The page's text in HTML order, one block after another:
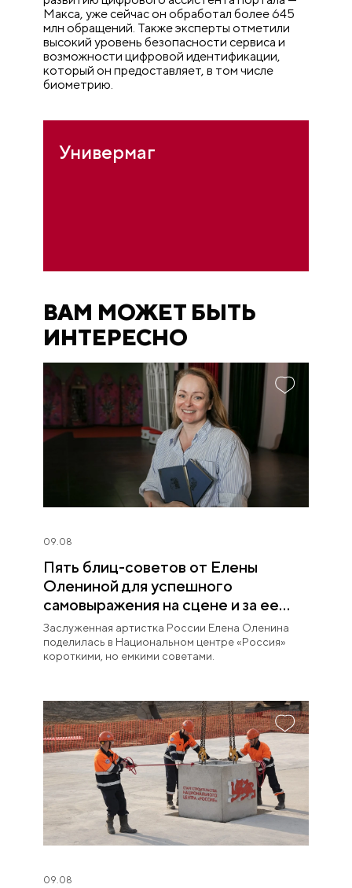
Макса, уже сейчас он обработал более 645
млн обращений. Также эксперты отметили
высокий уровень безопасности сервиса и
возможности цифровой идентификации,
который он предоставляет, в том числе
биометрию.
Универмаг
ВАМ МОЖЕТ БЫТЬ
ИНТЕРЕСНО
09.08
Пять блиц-советов от Елены
Олениной для успешного
самовыражения на сцене и за ее
пределами
Заслуженная артистка России Елена Оленина
поделилась в Национальном центре «Россия»
короткими, но емкими советами.
09.08